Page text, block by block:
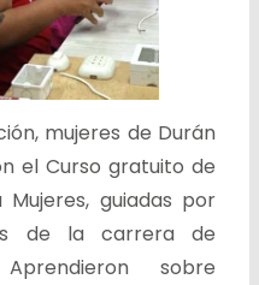
mujeres de Durán
el Curso gratuito de
guiadas por
de la carrera de
sobre